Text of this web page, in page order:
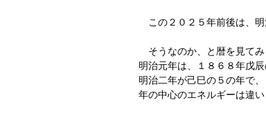
この２０２５年前後は、明
そうなのか、と暦を見てみ
明治元年は、１８６８年戊辰
明治二年が己巳の５の年で、
年の中心のエネルギーは違